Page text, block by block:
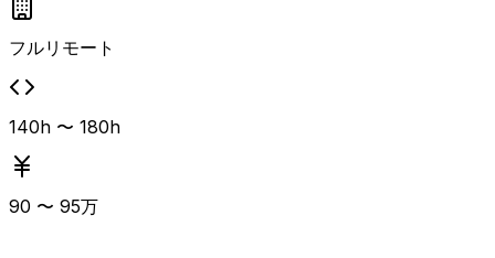
フルリモート
140h 〜 180h
90 〜 95万